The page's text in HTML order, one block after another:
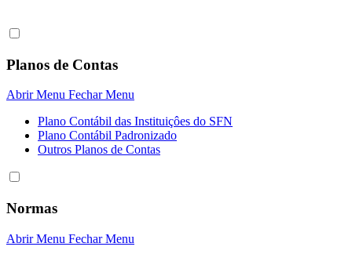
Planos de Contas
Abrir Menu Fechar Menu
Plano Contábil das Instituiçôes do SFN
Plano Contábil Padronizado
Outros Planos de Contas
Normas
Abrir Menu Fechar Menu